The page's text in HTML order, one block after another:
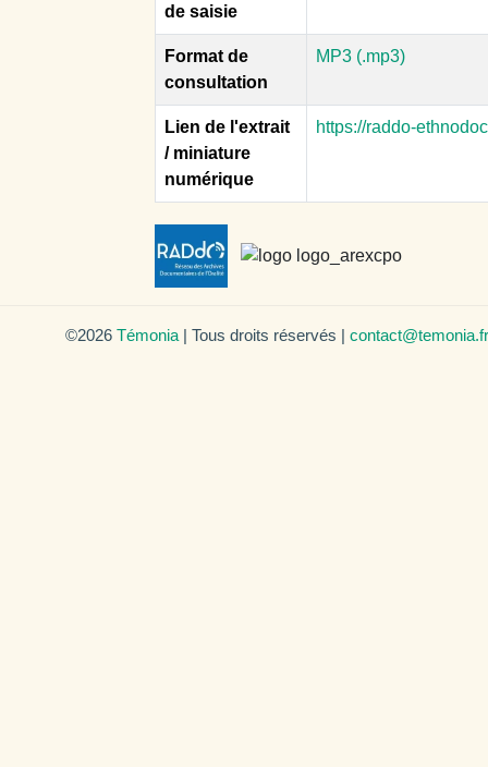
de saisie
Format de
consultation
MP3 (.mp3)
Lien de l'extrait
/ miniature
numérique
https://raddo-
©2026 Témonia | Tous droits réservés | contact@temonia.fr